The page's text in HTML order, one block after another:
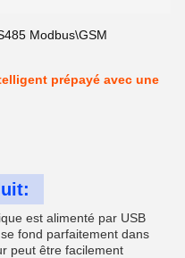
Modbus\GSM
prépayé avec une
est alimenté par USB
fond parfaitement dans
peut être facilement